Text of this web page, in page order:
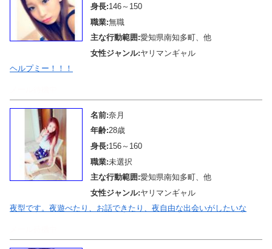
身長:146～150
職業:無職
主な行動範囲:愛知県南知多町、他
女性ジャンル:ヤリマンギャル
ヘルプミー！！！
名前:奈月
年齢:28歳
身長:156～160
職業:未選択
主な行動範囲:愛知県南知多町、他
女性ジャンル:ヤリマンギャル
夜型です。夜遊べたり、お話できたり、夜自由な出会いがしたいな